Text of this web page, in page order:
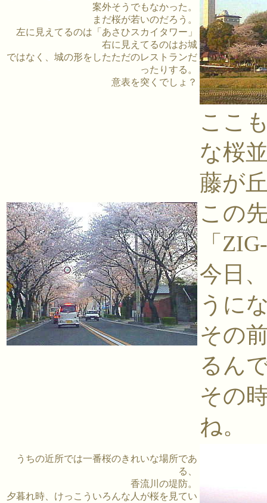
案外そうでもなかった。
まだ桜が若いのだろう。
左に見えてるのは「あさひスカイタワー」
右に見えてるのはお城
ではなく、城の形をしたただのレストランだ
ったりする。
意表を突くでしょ？
ここ
な桜
藤が
この
「
今日
うに
その
るん
その
ね。
うちの近所では一番桜のきれいな場所であ
る、
香流川の堤防。
夕暮れ時、けっこういろんな人が桜を見てい